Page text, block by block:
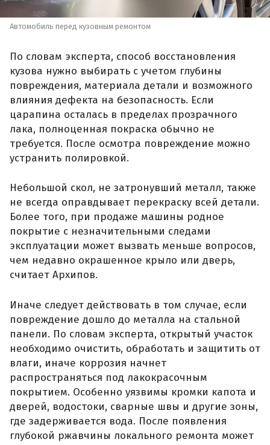
Автомобиль перед кузовным ремонтом
По словам эксперта, способ восстановления
кузова нужно выбирать с учетом глубины
повреждения, материала детали и возможного
влияния дефекта на безопасность. Если
царапина осталась в пределах прозрачного
лака, полноценная покраска обычно не
требуется. После осмотра повреждение можно
устранить полировкой.
Небольшой скол, не затронувший металл, также
не всегда оправдывает перекраску всей детали.
Более того, при продаже машины родное
покрытие с незначительными следами
эксплуатации может вызвать меньше вопросов,
чем недавно окрашенное крыло или дверь,
считает Архипов.
Иначе следует действовать в том случае, если
повреждение дошло до металла на стальной
панели. По словам эксперта, открытый участок
необходимо очистить, обработать и защитить от
влаги, иначе коррозия начнет
распространяться под лакокрасочным
покрытием. Особенно уязвимы кромки капота и
дверей, водостоки, сварные швы и другие зоны,
где задерживается вода. После появления
глубокой ржавчины локального ремонта может